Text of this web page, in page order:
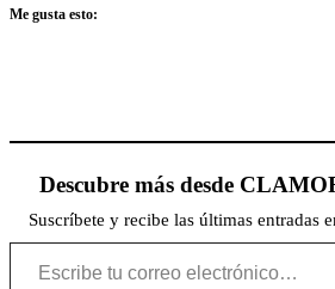
Me gusta esto:
Descubre más desde
Suscríbete y recibe las últimas entradas
Escribe tu correo electrónico…